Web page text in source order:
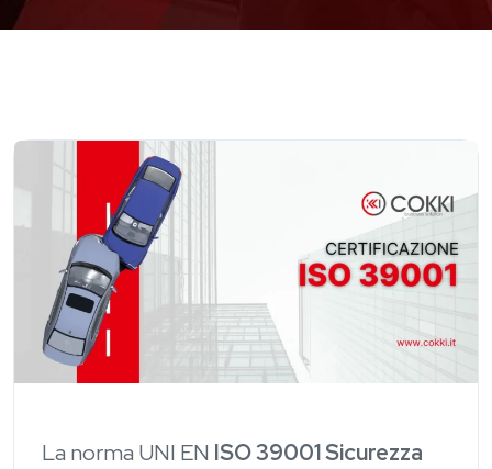
La norma UNI EN ISO 39001 Sicurezza